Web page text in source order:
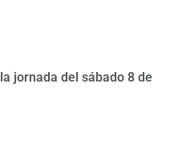
jornada del sábado 8 de